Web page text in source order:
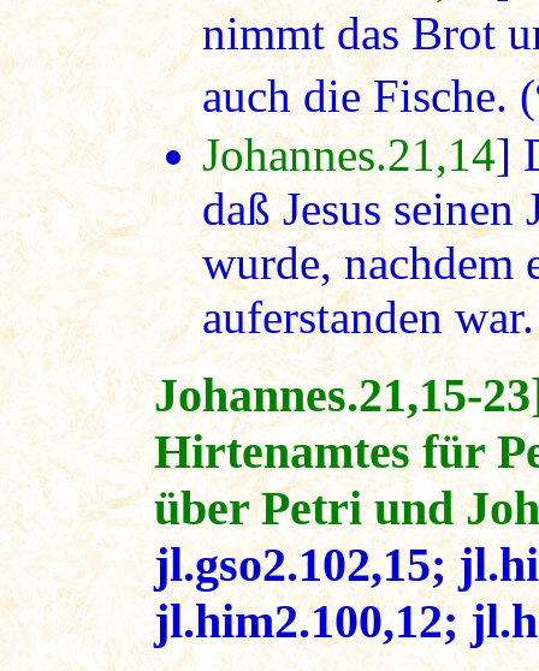
nimmt das Brot
auch die Fische. (
Johannes.21,14]
daß Jesus
wurde, nachdem
auferstanden war.
Johannes.21,15-
Hirtenamtes für
über Petri und
jl.gso2.102,15;
jl.him2.100,12;